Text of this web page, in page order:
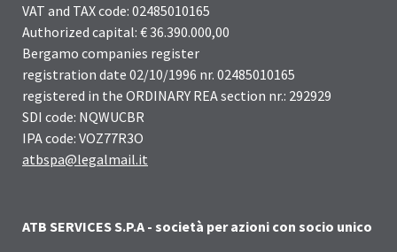
VAT and TAX code: 02485010165
Authorized capital: € 36.390.000,00
Bergamo companies register
registration date 02/10/1996 nr. 02485010165
registered in the ORDINARY REA section nr.: 292929
SDI code: NQWUCBR
IPA code: VOZ77R3O
atbspa@legalmail.it
ATB SERVICES S.P.A - società per azioni con socio unico